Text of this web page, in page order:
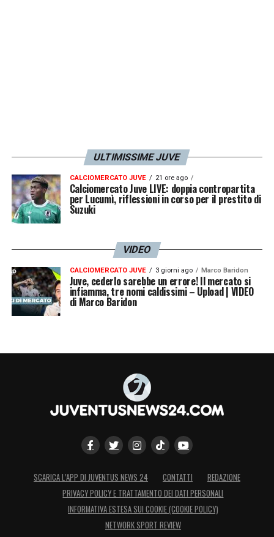
ULTIMISSIME JUVE
CALCIOMERCATO JUVE 21 ore ago
Calciomercato Juve LIVE: doppia contropartita
per Lucumì, riflessioni in corso per il prestito di
Suzuki
VIDEO
CALCIOMERCATO JUVE 3 giorni ago Marco Baridon
Juve, cederlo sarebbe un errore! Il mercato si
infiamma, tre nomi caldissimi – Upload | VIDEO
di Marco Baridon
SCARICA L’APP DI JUVENTUS NEWS 24 CONTATTI
REDAZIONE
PRIVACY POLICY E TRATTAMENTO DEI DATI PERSONALI
INFORMATIVA ESTESA SUI COOKIE (COOKIE POLICY)
NETWORK SPORT REVIEW